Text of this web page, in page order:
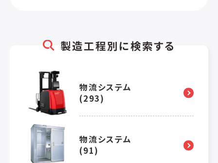
製造工程別に検索する
物流システム
(293)
物流システム
(91)